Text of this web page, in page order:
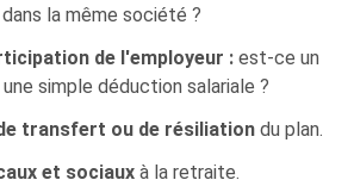
la même société ?
de l'employeur : est-ce un
simple déduction salariale ?
transfert ou de résiliation du plan.
et sociaux à la retraite.